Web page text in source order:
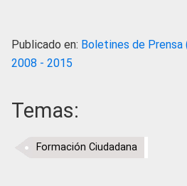
Publicado en: Boletines de Prensa
2008 - 2015
Temas:
Formación Ciudadana